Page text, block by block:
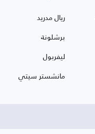
ريال مدريد
برشلونة
ليفربول
مانشستر سيتي